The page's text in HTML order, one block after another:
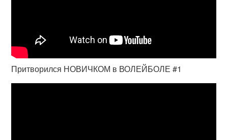
Притворился НОВИЧКОМ в ВОЛЕЙБОЛЕ #1